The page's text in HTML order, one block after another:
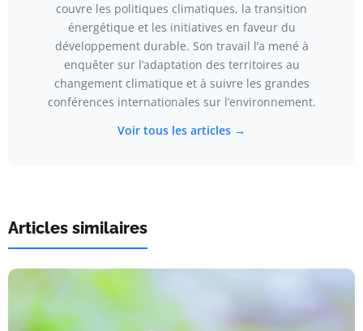
couvre les politiques climatiques, la transition
énergétique et les initiatives en faveur du
développement durable. Son travail l’a mené à
enquêter sur l’adaptation des territoires au
changement climatique et à suivre les grandes
conférences internationales sur l’environnement.
Voir tous les articles →
Articles similaires